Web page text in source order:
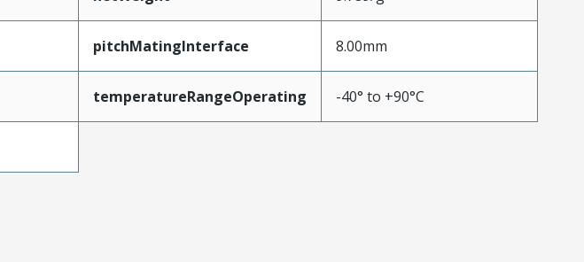
pitchMatingInterface 8.00mm
temperatureRangeOperating -40° to +90°C